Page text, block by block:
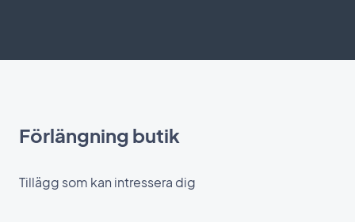
Förlängning butik
Tillägg som kan intressera dig